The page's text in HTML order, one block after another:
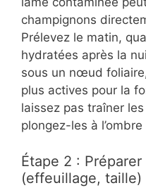
champignons
Prélevez le matin,
hydratées après la
sous un nœud
plus actives pour la
laissez pas traîner
plongez-les à
Étape 2 :
(effeuillage, taille)